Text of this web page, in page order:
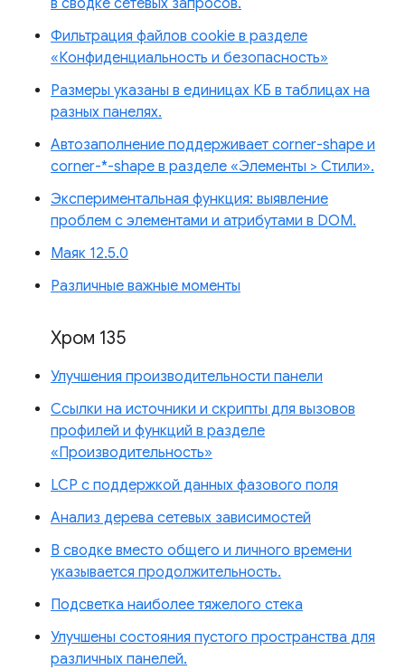
в сводке сетевых запросов.
Фильтрация файлов cookie в разделе
«Конфиденциальность и безопасность»
Размеры указаны в единицах КБ в таблицах на
разных панелях.
Автозаполнение поддерживает corner-shape и
corner-*-shape в разделе «Элементы > Стили».
Экспериментальная функция: выявление
проблем с элементами и атрибутами в DOM.
Маяк 12.5.0
Различные важные моменты
Хром 135
Улучшения производительности панели
Ссылки на источники и скрипты для вызовов
профилей и функций в разделе
«Производительность»
LCP с поддержкой данных фазового поля
Анализ дерева сетевых зависимостей
В сводке вместо общего и личного времени
указывается продолжительность.
Подсветка наиболее тяжелого стека
Улучшены состояния пустого пространства для
различных панелей.